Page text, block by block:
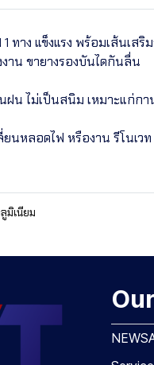
ทาง แข็งแรง พร้อมเส้นเ
าน ขายางรองบันไดกันลื่น
ไม่เป็นสนิม เหมาะแก่กา
นหลอดไฟ หรืองาน รีโนเว
มิเนียม